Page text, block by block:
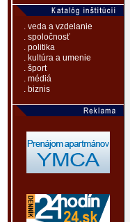
. veda a vzdelanie
. spoločnosť
. politika
. kultúra a umenie
. šport
. médiá
. biznis